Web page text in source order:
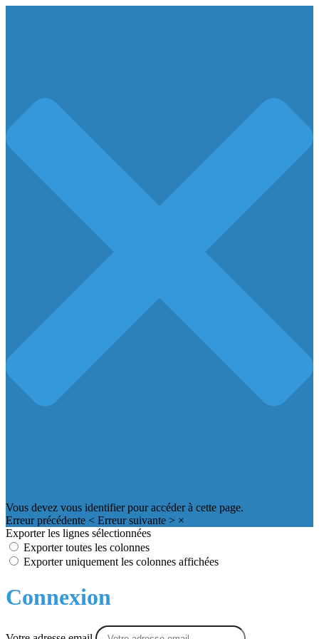
Vous devez vous identifier pour accéder à cette page.
Erreur précédente < Erreur suivante > ×
Exporter les lignes sélectionnées
Exporter toutes les colonnes
Exporter uniquement les colonnes affichées
Connexion